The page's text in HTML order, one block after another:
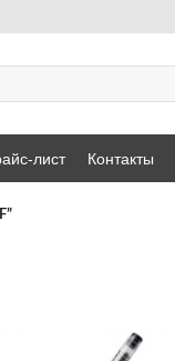
лист Контакты